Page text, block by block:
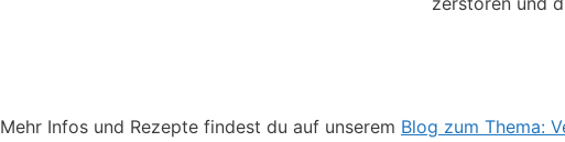
Mehr Infos und Rezepte findest du auf unserem Blog zum Thema: